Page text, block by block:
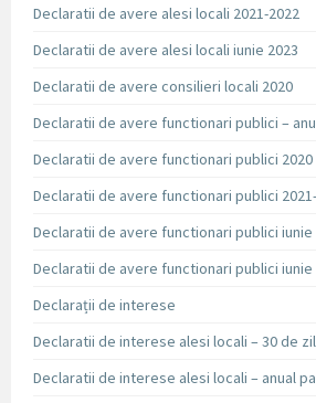
Declaratii de avere alesi locali 2021-2022
Declaratii de avere alesi locali iunie 2023
Declaratii de avere consilieri locali 2020
Declaratii de avere functionari publici –
Declaratii de avere functionari publici 2020
Declaratii de avere functionari publici
Declaratii de avere functionari publici iunie
Declaratii de avere functionari publici iunie
Declarații de interese
Declaratii de interese alesi locali – 30 de
Declaratii de interese alesi locali – anual